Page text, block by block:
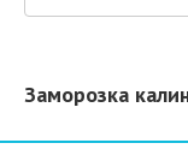
Заморозка